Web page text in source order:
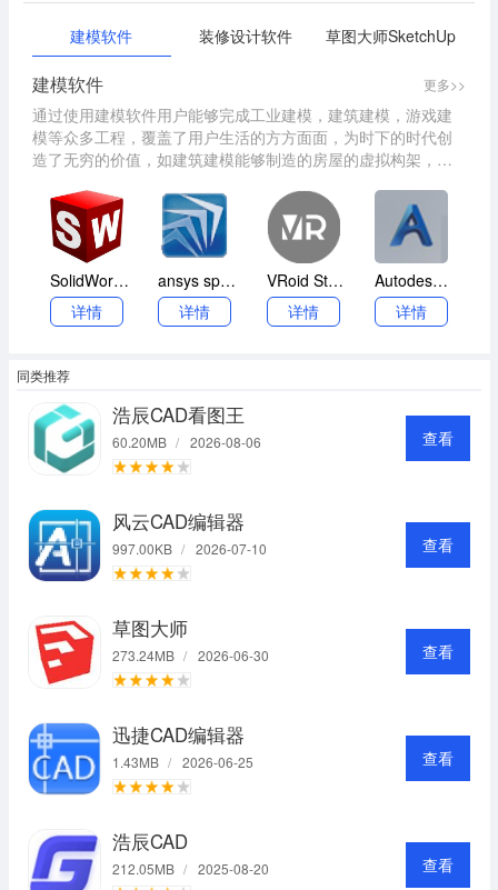
建模软件 装修设计软件 草图大师SketchUp
建模软件 更多>>
通过使用建模软件用户能够完成工业建模，建筑建模，游戏建
模等众多工程，覆盖了用户生活的方方面面，为时下的时代创
造了无穷的价值，如建筑建模能够制造的房屋的虚拟构架，让
外建模也能够用于虚拟现实制作，创造出虚拟的真实世界中的
场景。因此建模软件在我们的生活中有着极其重要的作用。
SolidWorks2025
详情
ansys spaceclaim 2017
详情
VRoid Studio
详情
Autodesk Advance Steel 2021
详情
同类推荐
浩辰CAD看图王
60.20MB / 2026-08-06 查看
风云CAD编辑器
997.00KB / 2026-07-10 查看
草图大师
273.24MB / 2026-06-30 查看
迅捷CAD编辑器
1.43MB / 2026-06-25 查看
浩辰CAD
212.05MB / 2025-08-20 查看